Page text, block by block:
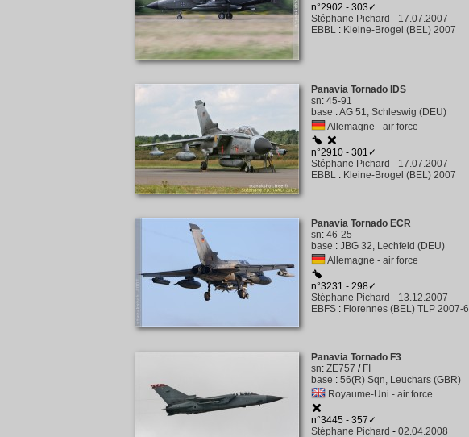
n°2902 - 303✓
Stéphane Pichard - 17.07.2007
EBBL : Kleine-Brogel (BEL) 2007
Panavia Tornado IDS
sn: 45-91
base :AG 51, Schleswig (DEU)
Allemagne - air force
n°2910 - 301✓
Stéphane Pichard - 17.07.2007
EBBL : Kleine-Brogel (BEL) 2007
Panavia Tornado ECR
sn: 46-25
base : JBG 32, Lechfeld (DEU)
Allemagne - air force
n°3231 - 298✓
Stéphane Pichard - 13.12.2007
EBFS : Florennes (BEL) TLP 2007-6
Panavia Tornado F3
sn: ZE757 / FI
base : 56(R) Sqn, Leuchars (GBR)
Royaume-Uni - air force
n°3445 - 357✓
Stéphane Pichard - 02.04.2008